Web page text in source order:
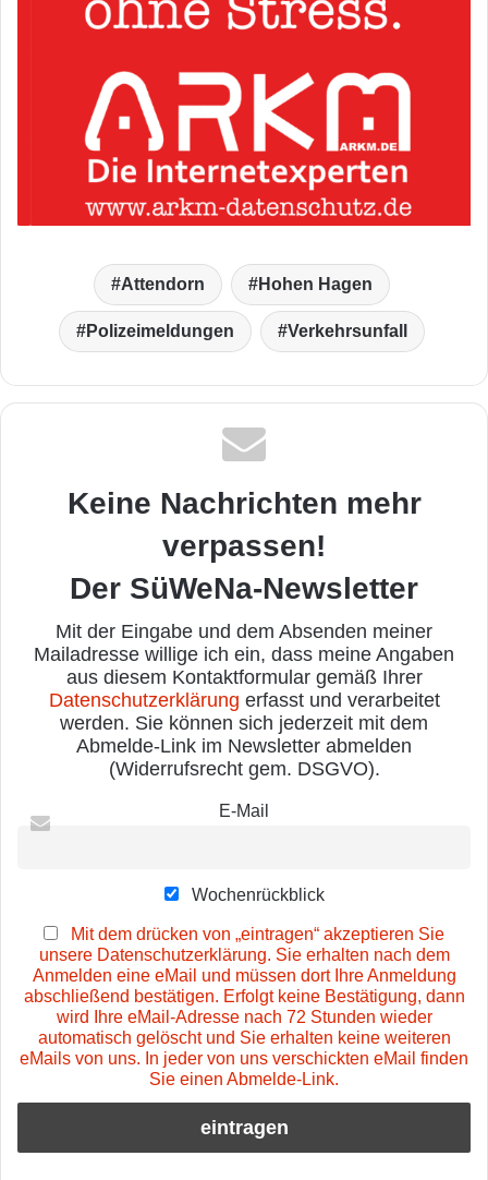
Attendorn Hohen Hagen
Polizeimeldungen Verkehrsunfall
Keine Nachrichten mehr
verpassen!
Der SüWeNa-Newsletter
Mit der Eingabe und dem Absenden meiner
Mailadresse willige ich ein, dass meine Angaben
aus diesem Kontaktformular gemäß Ihrer
Datenschutzerklärung erfasst und verarbeitet
werden. Sie können sich jederzeit mit dem
Abmelde-Link im Newsletter abmelden
(Widerrufsrecht gem. DSGVO).
E-Mail
Wochenrückblick
Mit dem drücken von „eintragen“ akzeptieren Sie
unsere Datenschutzerklärung. Sie erhalten nach dem
Anmelden eine eMail und müssen dort Ihre Anmeldung
abschließend bestätigen. Erfolgt keine Bestätigung, dann
wird Ihre eMail-Adresse nach 72 Stunden wieder
automatisch gelöscht und Sie erhalten keine weiteren
eMails von uns. In jeder von uns verschickten eMail finden
Sie einen Abmelde-Link.